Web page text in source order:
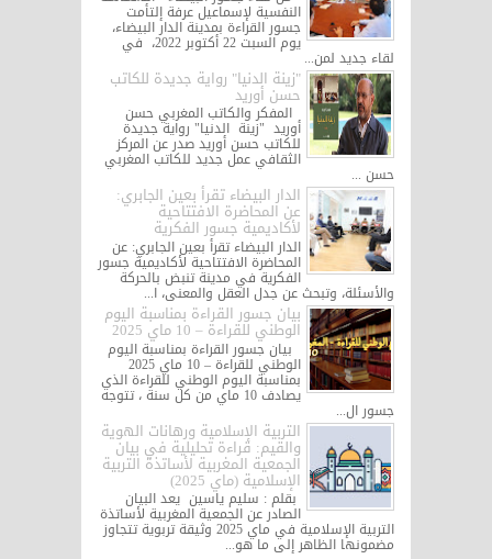
النفسية لإسماعيل عرفة إلتأمت
جسور القراءة بمدينة الدار البيضاء،
يوم السبت 22 أكتوبر 2022، في
لقاء جديد لمن...
"زينة الدنيا" رواية جديدة للكاتب
حسن أوريد
المفكر والكاتب المغربي حسن
أوريد "زينة الدنيا" رواية جديدة
للكاتب حسن أوريد صدر عن المركز
الثقافي عمل جديد للكاتب المغربي
حسن ...
الدار البيضاء تقرأ بعين الجابري:
عن المحاضرة الافتتاحية
لأكاديمية جسور الفكرية
الدار البيضاء تقرأ بعين الجابري: عن
المحاضرة الافتتاحية لأكاديمية جسور
الفكرية في مدينة تنبض بالحركة
والأسئلة، وتبحث عن جدل العقل والمعنى، ا...
بيان جسور القراءة بمناسبة اليوم
الوطني للقراءة – 10 ماي 2025
بيان جسور القراءة بمناسبة اليوم
الوطني للقراءة – 10 ماي 2025
بمناسبة اليوم الوطني للقراءة الذي
يصادف 10 ماي من كل سنة ، تتوجه
جسور ال...
التربية الإسلامية ورهانات الهوية
والقيم: قراءة تحليلية في بيان
الجمعية المغربية لأساتذة التربية
الإسلامية (ماي 2025)
بقلم : سليم ياسين يعد البيان
الصادر عن الجمعية المغربية لأساتذة
التربية الإسلامية في ماي 2025 وثيقة تربوية تتجاوز
مضمونها الظاهر إلى ما هو...